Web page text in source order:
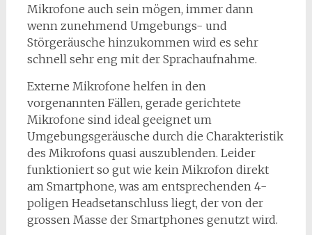
Mikrofone auch sein mögen, immer dann
wenn zunehmend Umgebungs- und
Störgeräusche hinzukommen wird es sehr
schnell sehr eng mit der Sprachaufnahme.
Externe Mikrofone helfen in den
vorgenannten Fällen, gerade gerichtete
Mikrofone sind ideal geeignet um
Umgebungsgeräusche durch die Charakteristik
des Mikrofons quasi auszublenden. Leider
funktioniert so gut wie kein Mikrofon direkt
am Smartphone, was am entsprechenden 4-
poligen Headsetanschluss liegt, der von der
grossen Masse der Smartphones genutzt wird.